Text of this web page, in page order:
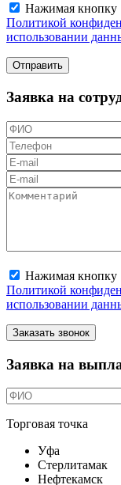
Нажимая кнопку
Политикой
использовании
Отправить
Заявка на
Нажимая кнопку
Политикой
использовании
Заказать звонок
Заявка на
Торговая точка
Уфа
Стерлитамак
Нефтекамск